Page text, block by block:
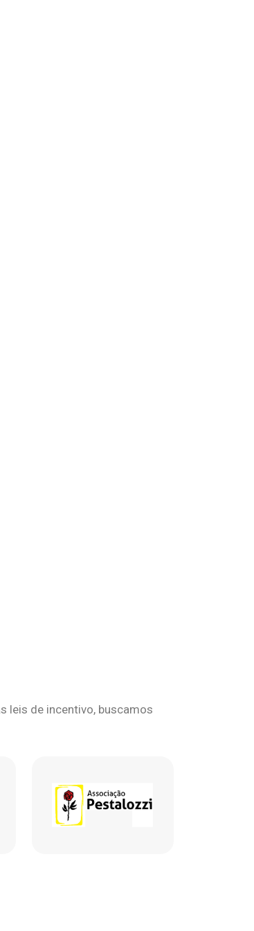
leis de incentivo, buscamos